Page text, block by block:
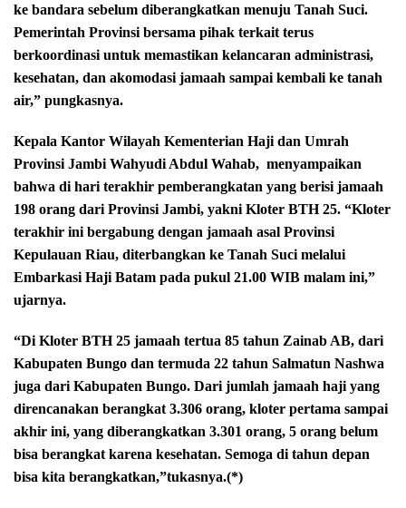
ke bandara sebelum diberangkatkan menuju Tanah Suci.
Pemerintah Provinsi bersama pihak terkait terus
berkoordinasi untuk memastikan kelancaran administrasi,
kesehatan, dan akomodasi jamaah sampai kembali ke tanah
air,” pungkasnya.
Kepala Kantor Wilayah Kementerian Haji dan Umrah
Provinsi Jambi Wahyudi Abdul Wahab, menyampaikan
bahwa di hari terakhir pemberangkatan yang berisi jamaah
198 orang dari Provinsi Jambi, yakni Kloter BTH 25. “Kloter
terakhir ini bergabung dengan jamaah asal Provinsi
Kepulauan Riau, diterbangkan ke Tanah Suci melalui
Embarkasi Haji Batam pada pukul 21.00 WIB malam ini,”
ujarnya.
“Di Kloter BTH 25 jamaah tertua 85 tahun Zainab AB, dari
Kabupaten Bungo dan termuda 22 tahun Salmatun Nashwa
juga dari Kabupaten Bungo. Dari jumlah jamaah haji yang
direncanakan berangkat 3.306 orang, kloter pertama sampai
akhir ini, yang diberangkatkan 3.301 orang, 5 orang belum
bisa berangkat karena kesehatan. Semoga di tahun depan
bisa kita berangkatkan,”tukasnya.(*)